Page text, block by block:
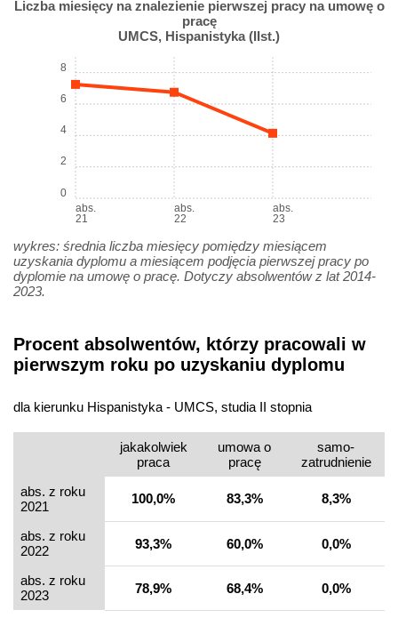
Liczba miesięcy na znalezienie pierwszej pracy na umowę o
pracę
UMCS, Hispanistyka (IIst.)
abs.
21
abs.
22
abs.
23
0
2
4
6
8
wykres: średnia liczba miesięcy pomiędzy miesiącem
uzyskania dyplomu a miesiącem podjęcia pierwszej pracy po
dyplomie na umowę o pracę. Dotyczy absolwentów z lat 2014-
2023.
Procent absolwentów, którzy pracowali w
pierwszym roku po uzyskaniu dyplomu
dla kierunku Hispanistyka - UMCS, studia II stopnia
jakakolwiek
praca
umowa o
pracę
samo­
zatrudnienie
abs. z roku
2021
100,0% 83,3% 8,3%
abs. z roku
2022
93,3% 60,0% 0,0%
abs. z roku
2023
78,9% 68,4% 0,0%